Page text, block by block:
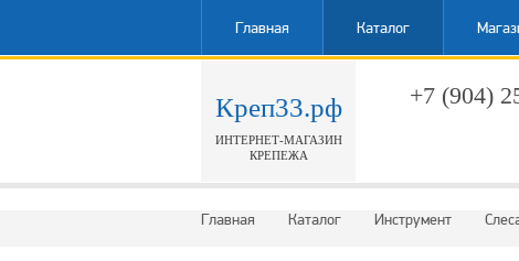
Главная Каталог
Креп33.рф
ИНТЕРНЕТ-МАГАЗИН
КРЕПЕЖА
+7 (904)
Главная Каталог Инструмент